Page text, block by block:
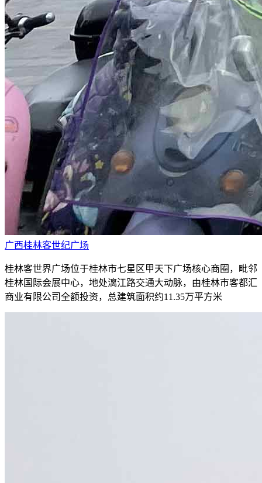
广西桂林客世纪广场
桂林客世界广场位于桂林市七星区甲天下广场核心商圈，毗邻
桂林国际会展中心，地处漓江路交通大动脉，由桂林市客都汇
商业有限公司全额投资，总建筑面积约11.35万平方米